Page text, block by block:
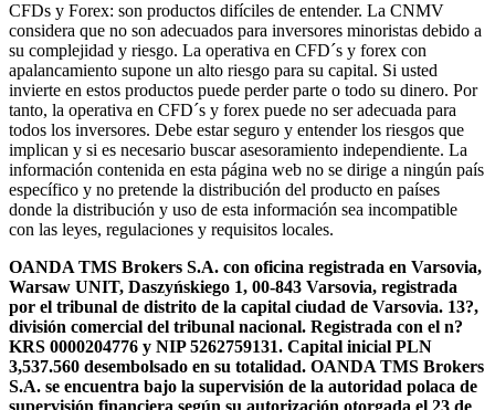
CFDs y Forex: son productos difíciles de entender. La CNMV
considera que no son adecuados para inversores minoristas debido a
su complejidad y riesgo. La operativa en CFD´s y forex con
apalancamiento supone un alto riesgo para su capital. Si usted
invierte en estos productos puede perder parte o todo su dinero. Por
tanto, la operativa en CFD´s y forex puede no ser adecuada para
todos los inversores. Debe estar seguro y entender los riesgos que
implican y si es necesario buscar asesoramiento independiente. La
información contenida en esta página web no se dirige a ningún país
específico y no pretende la distribución del producto en países
donde la distribución y uso de esta información sea incompatible
con las leyes, regulaciones y requisitos locales.
OANDA TMS Brokers S.A. con oficina registrada en Varsovia,
Warsaw UNIT, Daszyńskiego 1, 00-843 Varsovia, registrada
por el tribunal de distrito de la capital ciudad de Varsovia. 13?,
división comercial del tribunal nacional. Registrada con el n?
KRS 0000204776 y NIP 5262759131. Capital inicial PLN
3,537.560 desembolsado en su totalidad. OANDA TMS Brokers
S.A. se encuentra bajo la supervisión de la autoridad polaca de